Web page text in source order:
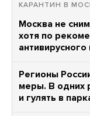
КАРАНТИН В
Москва не
хотя по
Регионы
меры. В одних
и гулять в